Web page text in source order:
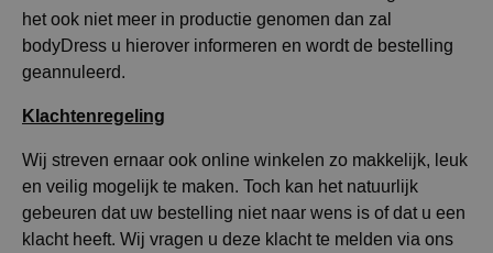
het ook niet meer in productie genomen dan zal
bodyDress u hierover informeren en wordt de bestelling
geannuleerd.
Klachtenregeling
Wij streven ernaar ook online winkelen zo makkelijk, leuk
en veilig mogelijk te maken. Toch kan het natuurlijk
gebeuren dat uw bestelling niet naar wens is of dat u een
klacht heeft. Wij vragen u deze klacht te melden via ons